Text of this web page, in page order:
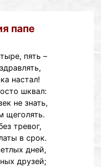
папе
пять –
настал!
шквал:
не знать,
щеголять.
тревог,
в срок.
дней,
друзей;